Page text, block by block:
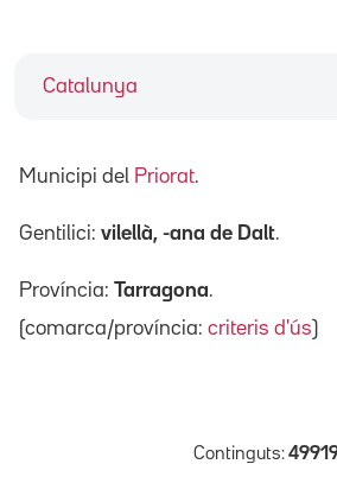
Catalunya
Municipi del Priorat.
Gentilici: vilellà, -ana de Dalt.
Província: Tarragona.
(comarca/província: criteris d'ús)
Continguts: